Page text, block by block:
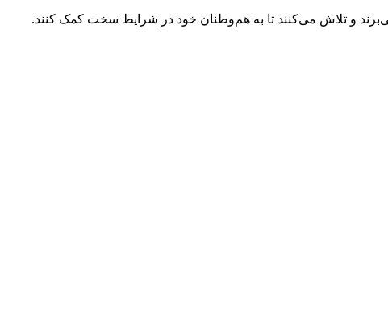
و تلاش می‌کنند تا به هم‌وطنان خود در شرایط سخت کمک کنند.